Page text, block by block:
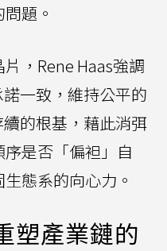
題。
，Rene Haas強調
一致，維持公平的
的根基，藉此消弭
是否「偏袒」自
態系的向心力。
塑產業鏈的